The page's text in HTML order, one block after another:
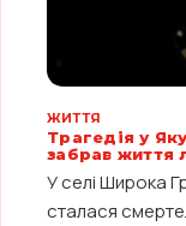
ЖИТТЯ
Трагедія у
забрав життя
У селі Широка
сталася